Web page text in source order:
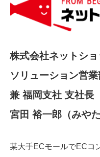
株式会社ネットシ
ソリューション営
兼 福岡支社 支社長
宮田 裕一郎（みや
某大手ECモールでECコ